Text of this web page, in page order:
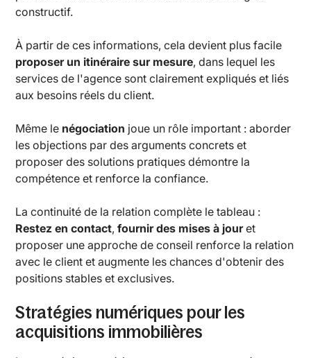
constructif.
À partir de ces informations, cela devient plus facile
proposer un itinéraire sur mesure, dans lequel les
services de l'agence sont clairement expliqués et liés
aux besoins réels du client.
Même le négociation joue un rôle important : aborder
les objections par des arguments concrets et
proposer des solutions pratiques démontre la
compétence et renforce la confiance.
La continuité de la relation complète le tableau :
Restez en contact,fournir des mises à jouret
proposer une approche de conseil renforce la relation
avec le client et augmente les chances d'obtenir des
positions stables et exclusives.
Stratégies numériques pour les
acquisitions immobilières